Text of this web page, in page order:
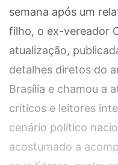
semana após um
filho, o ex-vereador
atualização,
detalhes diretos do
Brasília e chamou a
críticos e leitores
cenário político
acostumado a